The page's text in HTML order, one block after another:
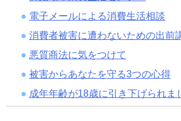
電子メールによる消費生活相談
消費者被害に遭わないための出前
悪質商法に気をつけて
被害からあなたを守る3つの心得
成年年齢が18歳に引き下げられま